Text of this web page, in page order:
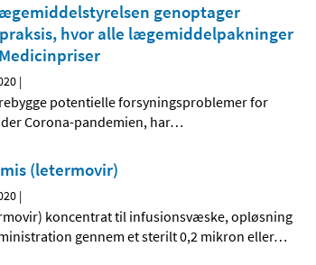
genoptager
hvor alle lægemiddelpakninger
|
potentielle forsyningsproblemer for
Corona-pandemien, har…
(letermovir)
|
koncentrat til infusionsvæske, opløsning
gennem et sterilt 0,2 mikron eller…